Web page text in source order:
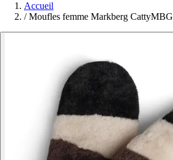
Accueil
/ Moufles femme Markberg CattyMBG